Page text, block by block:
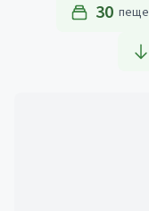
30